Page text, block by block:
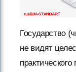
Государство
не видят